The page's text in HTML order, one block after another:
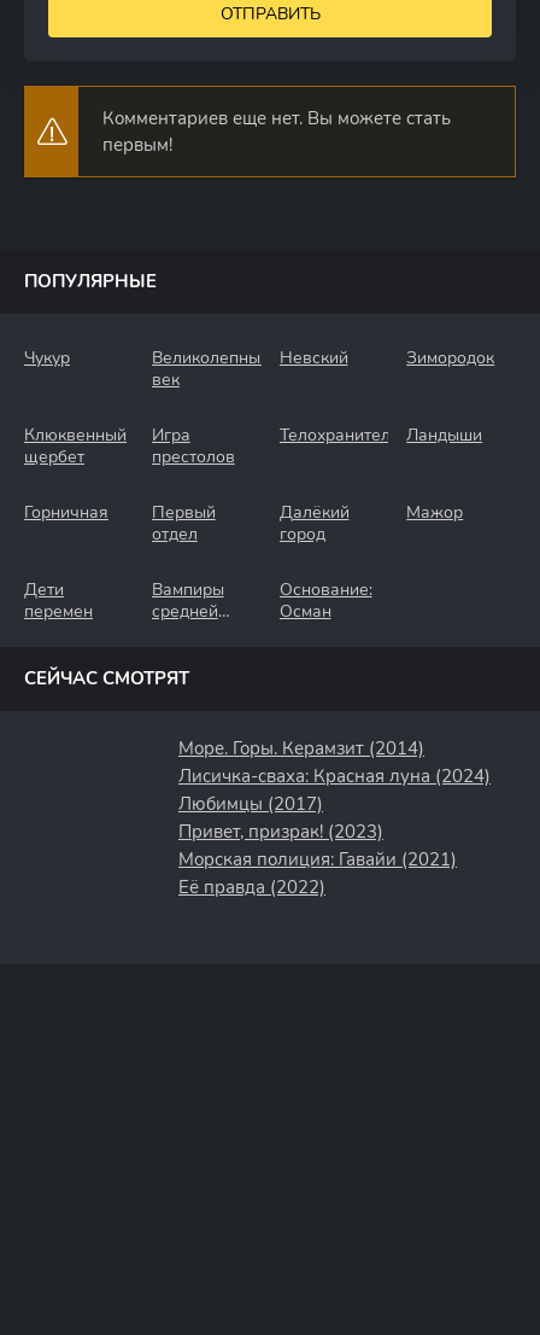
ОТПРАВИТЬ
Комментариев еще нет. Вы можете стать
первым!
ПОПУЛЯРНЫЕ
Чукур
Великолепный
век
Невский Зимородок
Клюквенный
щербет
Игра
престолов
Телохранители Ландыши
Горничная
Первый
отдел
Далёкий
город
Мажор
Дети
перемен
Вампиры
средней
Основание:
Осман
СЕЙЧАС СМОТРЯТ
Море. Горы. Керамзит (2014)
Лисичка-сваха: Красная луна (2024)
Любимцы (2017)
Привет, призрак! (2023)
Морская полиция: Гавайи (2021)
Её правда (2022)